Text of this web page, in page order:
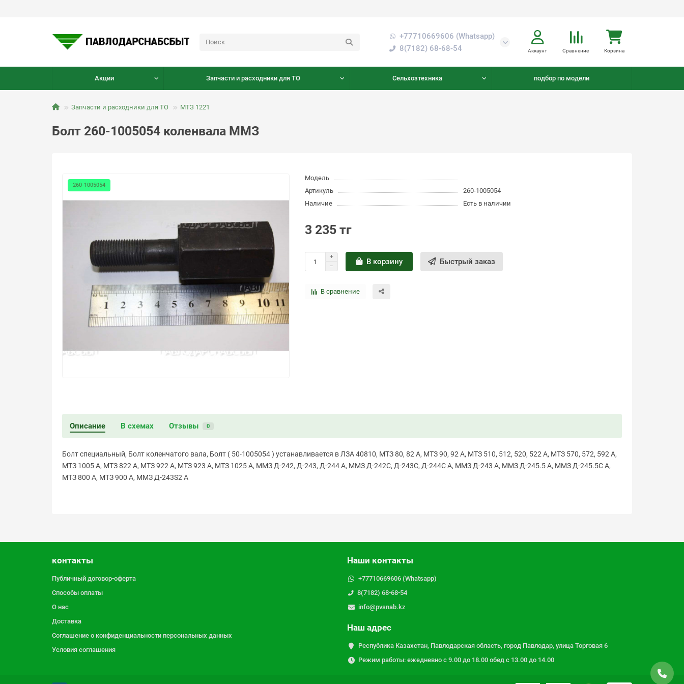
+77710669606 (Whatsapp)
8(7182) 68-68-54
Аккаунт Сравнение Корзина
Акции Запчасти и расходники для ТО Сельхозтехника подбор по модели
Запчасти и расходники для ТО МТЗ 1221
Болт 260-1005054 коленвала ММЗ
260-1005054
Модель
Артикуль
260-1005054
Наличие
Есть в наличии
3 235 тг
В корзину Быстрый заказ
В сравнение
Описание В схемах Отзывы 0
Болт специальный, Болт коленчатого вала, Болт ( 50-1005054 ) устанавливается в ЛЗА 40810, МТЗ 80, 82 А, МТЗ 90, 92 А, МТЗ 510, 512, 520, 522 А, МТЗ 570, 572, 592 А,
МТЗ 1005 А, МТЗ 822 А, МТЗ 922 А, МТЗ 923 А, МТЗ 1025 А, ММЗ Д-242, Д-243, Д-244 А, ММЗ Д-242С, Д-243С, Д-244С А, ММЗ Д-243 А, ММЗ Д-245.5 А, ММЗ Д-245.5С А,
МТЗ 800 А, МТЗ 900 А, ММЗ Д-243S2 А
контакты
Публичный договор-оферта
Способы оплаты
О нас
Доставка
Соглашение о конфиденциальности персональных данных
Условия соглашения
Наши контакты
+77710669606 (Whatsapp)
8(7182) 68-68-54
info@pvsnab.kz
Наш адрес
Республика Казахстан, Павлодарская область, город Павлодар, улица Торговая 6
Режим работы: ежедневно с 9.00 до 18.00 обед с 13.00 до 14.00